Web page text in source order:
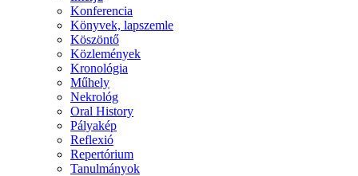
Konferencia
Könyvek, lapszemle
Köszöntő
Közlemények
Kronológia
Műhely
Nekrológ
Oral History
Pályakép
Reflexió
Repertórium
Tanulmányok